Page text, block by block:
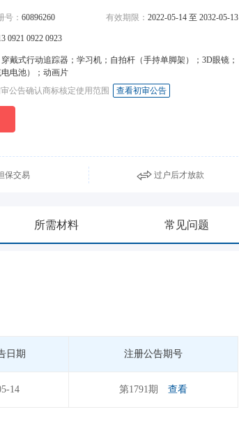
号： 60896260 有效期限： 2022-05-14 至 2032-05-13
0921 0922 0923
戴式行动追踪器；学习机；自拍杆（手持单脚架）；3D眼镜；
电池）；动画片
公告确认商标核定使用范围 查看初审公告
保交易 过户后才放款
所需材料 常见问题
日期 注册公告期号
14 第1791期 查看